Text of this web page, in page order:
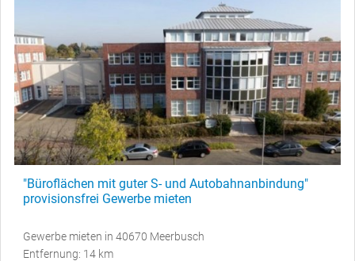
"Büroflächen mit guter S- und Autobahnanbindung"
provisionsfrei Gewerbe mieten
Gewerbe mieten in 40670 Meerbusch
Entfernung: 14 km